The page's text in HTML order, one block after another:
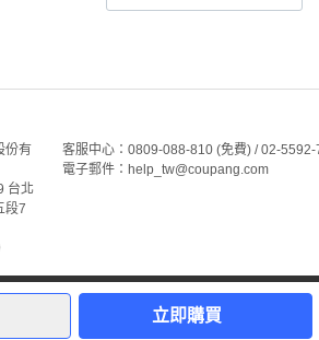
立即購買
份有
台北
段7
客服中心：0809-088-810 (免費) / 02-
電子郵件：help_tw@coupang.com
保留所有權利。
和服務標誌均為酷澎股份有
家/地區註冊之關聯公司之所